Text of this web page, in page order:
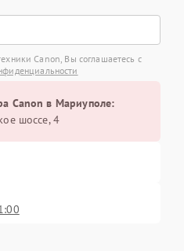
Canon, Вы соглашаетесь с
Canon в Мариуполе:
шоссе, 4